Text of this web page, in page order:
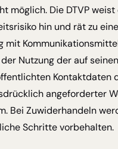
möglich. Die DTVP weist
hin und rät zu
mit
Nutzung der auf seinen
Kontaktdaten
angeforderter
Bei Zuwiderhandeln
Schritte vorbehalten.